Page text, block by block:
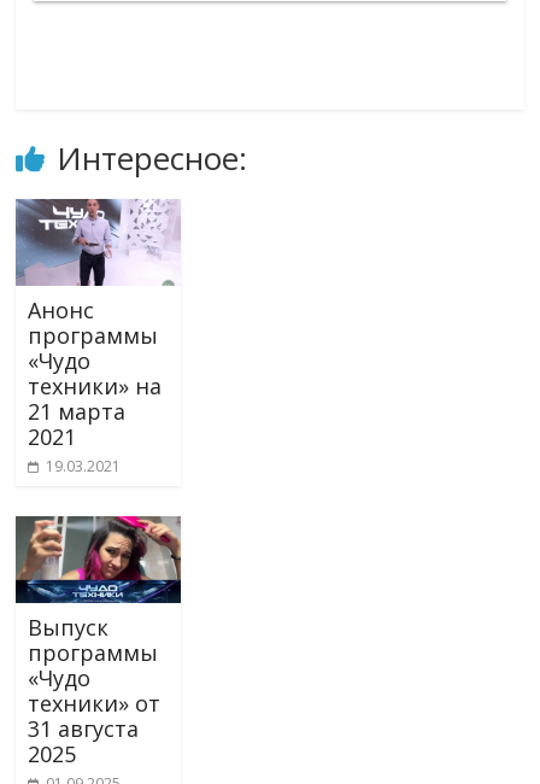
Интересное:
Анонс
программы
«Чудо
техники» на
21 марта
2021
19.03.2021
Выпуск
программы
«Чудо
техники» от
31 августа
2025